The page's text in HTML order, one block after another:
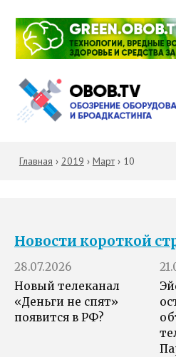
Главная › 2019 › Март› 10
Новости короткой
28.07.2026
Новый телеканал
«Деньги не спят»
появится в РФ?